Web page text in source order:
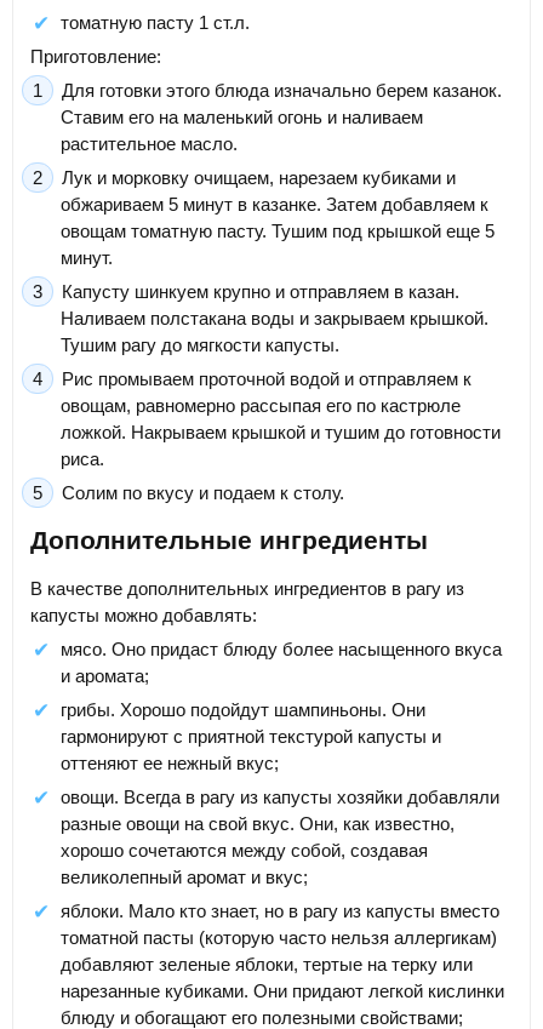
томатную пасту 1 ст.л.
Приготовление:
Для готовки этого блюда изначально берем казанок.
Ставим его на маленький огонь и наливаем
растительное масло.
Лук и морковку очищаем, нарезаем кубиками и
обжариваем 5 минут в казанке. Затем добавляем к
овощам томатную пасту. Тушим под крышкой еще 5
минут.
Капусту шинкуем крупно и отправляем в казан.
Наливаем полстакана воды и закрываем крышкой.
Тушим рагу до мягкости капусты.
Рис промываем проточной водой и отправляем к
овощам, равномерно рассыпая его по кастрюле
ложкой. Накрываем крышкой и тушим до готовности
риса.
Солим по вкусу и подаем к столу.
Дополнительные ингредиенты
В качестве дополнительных ингредиентов в рагу из
капусты можно добавлять:
мясо. Оно придаст блюду более насыщенного вкуса
и аромата;
грибы. Хорошо подойдут шампиньоны. Они
гармонируют с приятной текстурой капусты и
оттеняют ее нежный вкус;
овощи. Всегда в рагу из капусты хозяйки добавляли
разные овощи на свой вкус. Они, как известно,
хорошо сочетаются между собой, создавая
великолепный аромат и вкус;
яблоки. Мало кто знает, но в рагу из капусты вместо
томатной пасты (которую часто нельзя аллергикам)
добавляют зеленые яблоки, тертые на терку или
нарезанные кубиками. Они придают легкой кислинки
блюду и обогащают его полезными свойствами;